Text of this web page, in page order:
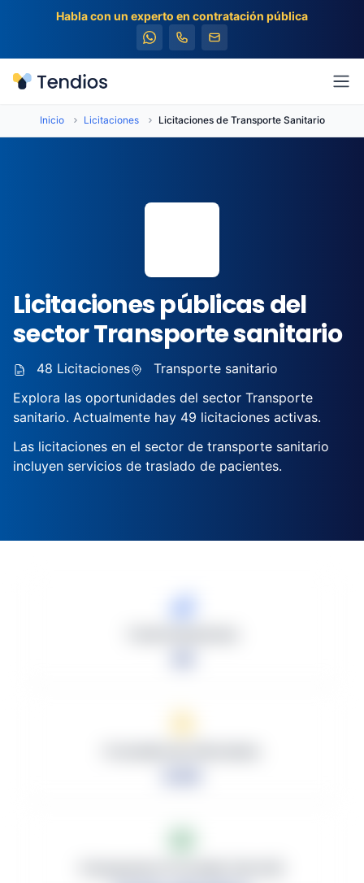
Habla con un experto en contratación pública
Tendios
Inicio Licitaciones Licitaciones de Transporte Sanitario
Licitaciones públicas del
sector Transporte sanitario
48 Licitaciones
Transporte sanitario
Explora las oportunidades del sector Transporte
sanitario. Actualmente hay 49 licitaciones activas.
Las licitaciones en el sector de transporte sanitario
incluyen servicios de traslado de pacientes.